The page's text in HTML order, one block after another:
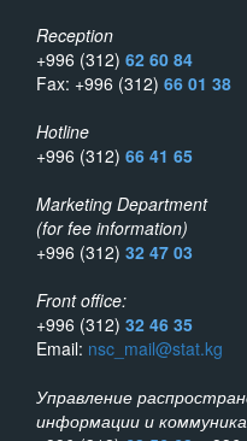
Reception
+996 (312) 62 60 84
Fax: +996 (312) 66 01 38
Hotline
+996 (312) 66 41 65
Marketing Department
(for fee information)
+996 (312) 32 47 03
Front office:
+996 (312) 32 46 35
Email: nsc_mail@stat.kg
Управление
информации и